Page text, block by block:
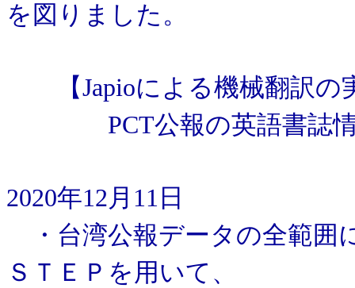
を図りました。
【Japioによる機械翻訳の
PCT公報の英語書誌情報
2020年12月11日
・台湾公報データの全範囲
ＳＴＥＰを用いて、